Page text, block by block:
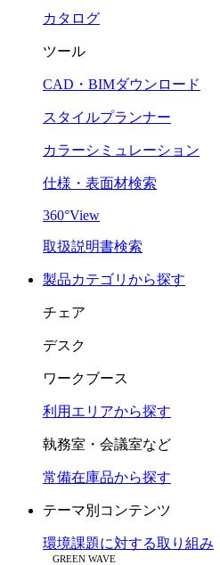
カタログ
ツール
CAD・BIMダウンロード
スタイルプランナー
カラーシミュレーション
仕様・表面材検索
360°View
取扱説明書検索
製品カテゴリから探す
チェア
デスク
ワークブース
利用エリアから探す
執務室・会議室など
常備在庫品から探す
テーマ別コンテンツ
環境課題に対する取り組み
GREEN WAVE